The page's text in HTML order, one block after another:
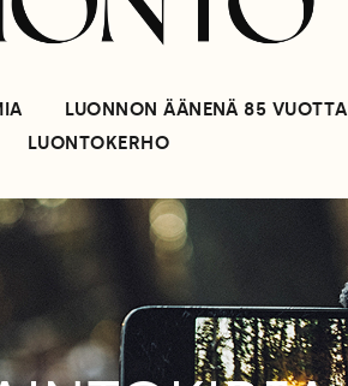
LUONNON ÄÄNENÄ 85 VUOTTA
LUONTOKERHO